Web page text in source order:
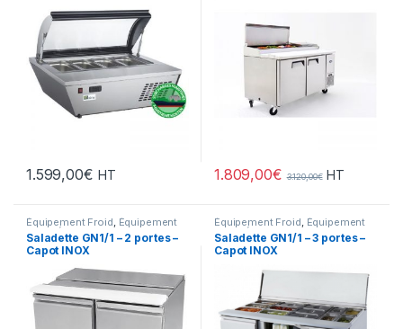
1.599,00€ HT 1.809,00€ 3.120,00€ HT
Équipement Froid Équipement
Froid , Équipement Froid FROID
Gamme Acces ,Meubles de
Préparation/Saladettes
Snack
Saladette GN1/1 – 2 portes –
Capot INOX
Équipement Froid Équipement
Froid , Équipement Froid FROID
Gamme Acces ,Meubles de
Préparation/Saladettes
Snack
Saladette GN1/1 – 3 portes –
Capot INOX